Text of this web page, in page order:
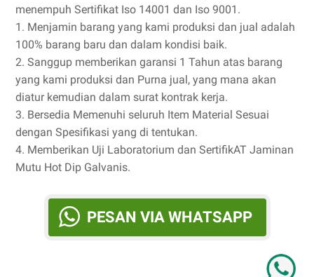
menempuh Sertifikat Iso 14001 dan Iso 9001.
1. Menjamin barang yang kami produksi dan jual adalah
100% barang baru dan dalam kondisi baik.
2. Sanggup memberikan garansi 1 Tahun atas barang
yang kami produksi dan Purna jual, yang mana akan
diatur kemudian dalam surat kontrak kerja.
3. Bersedia Memenuhi seluruh Item Material Sesuai
dengan Spesifikasi yang di tentukan.
4. Memberikan Uji Laboratorium dan SertifikAT Jaminan
Mutu Hot Dip Galvanis.
PESAN VIA WHATSAPP